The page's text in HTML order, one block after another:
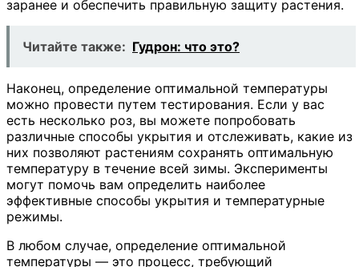
заранее и обеспечить правильную защиту растения.
Читайте также: Гудрон: что это?
Наконец, определение оптимальной температуры
можно провести путем тестирования. Если у вас
есть несколько роз, вы можете попробовать
различные способы укрытия и отслеживать, какие из
них позволяют растениям сохранять оптимальную
температуру в течение всей зимы. Эксперименты
могут помочь вам определить наиболее
эффективные способы укрытия и температурные
режимы.
В любом случае, определение оптимальной
температуры — это процесс, требующий